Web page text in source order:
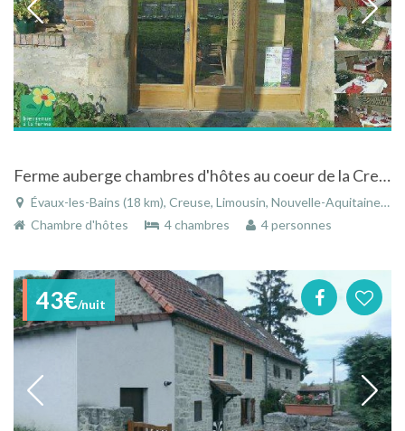
Ferme auberge chambres d'hôtes au coeur de la Creuse
Évaux-les-Bains (18 km), Creuse, Limousin, Nouvelle-Aquitaine, France
Chambre d'hôtes
4 chambres 4 personnes
43€/nuit